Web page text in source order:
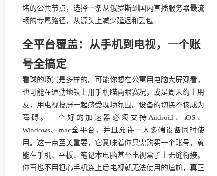
堵的公共节点，选择一条从俄罗斯到国内直播服务器最流
畅的专属路径，从源头上减少延迟和丢包。
全平台覆盖：从手机到电视，一个账
号全搞定
看球的场景是多样的。可能你想在公寓用电脑大屏观看，
也可能在通勤地铁上用手机瞄两眼赛况，或是周末约上朋
友，用电视投屏一起感受现场氛围。设备的切换不该成为
障碍。一个好的加速器必须支持Android、iOS、
Windows、mac全平台，并且允许一人多端设备同时使
用。这一点至关重要，它意味着你只需购买一个账号，就
能在手机、平板、笔记本电脑甚至电视盒子上无缝衔接。
你再也不用担心手机连上后电视就无法使用的尴尬，真正